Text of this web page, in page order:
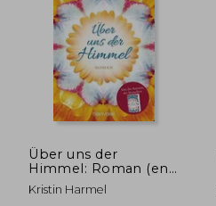
50%
Über uns der
Himmel: Roman (en
Alemán)
Kristin Harmel